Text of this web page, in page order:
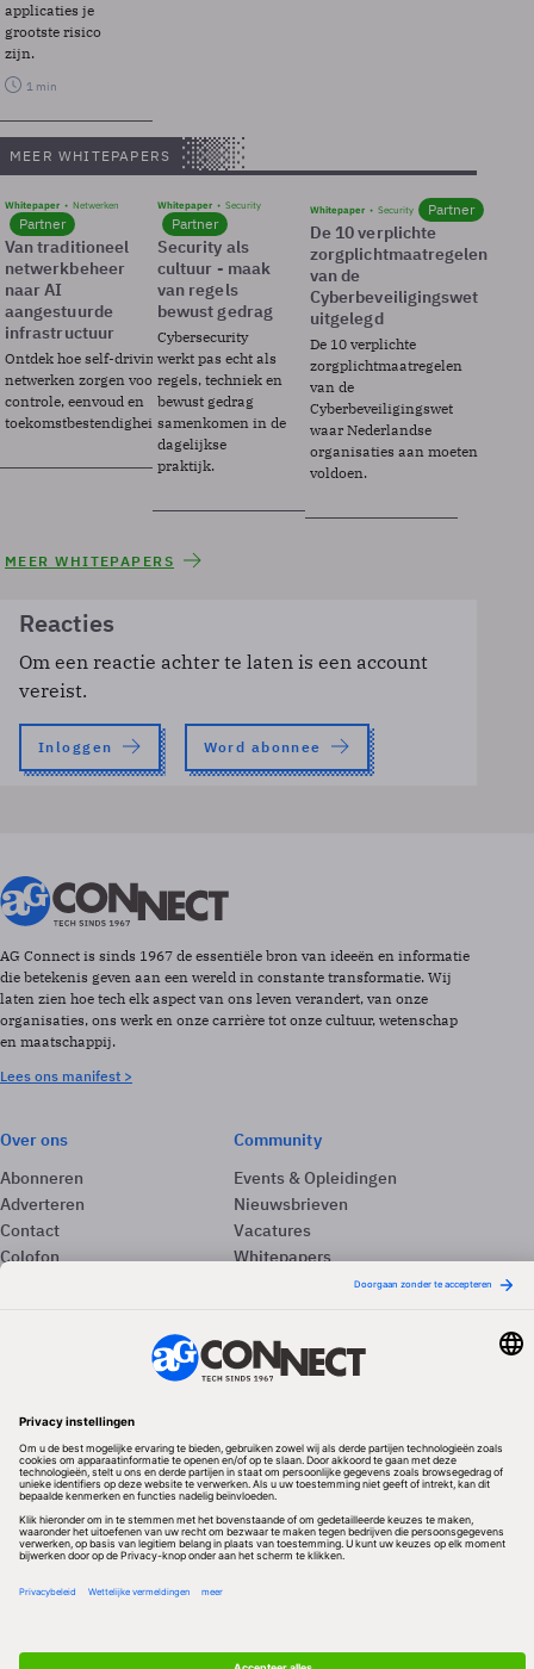
applicaties je
grootste risico
zijn.
1 min
MEER WHITEPAPERS
Whitepaper Netwerken
Partner
Van traditioneel
netwerkbeheer
naar AI
aangestuurde
infrastructuur
Ontdek hoe self-driving
netwerken zorgen voor
controle, eenvoud en
toekomstbestendigheid.
Whitepaper Security
Partner
Security als
cultuur - maak
van regels
bewust gedrag
Cybersecurity
werkt pas echt als
regels, techniek en
bewust gedrag
samenkomen in de
dagelijkse
praktijk.
Whitepaper Security Partner
De 10 verplichte
zorgplichtmaatregelen
van de
Cyberbeveiligingswet
uitgelegd
De 10 verplichte
zorgplichtmaatregelen
van de
Cyberbeveiligingswet
waar Nederlandse
organisaties aan moeten
voldoen.
MEER WHITEPAPERS
Reacties
Om een reactie achter te laten is een account
vereist.
Inloggen Word abonnee
AG Connect is sinds 1967 de essentiële bron van ideeën en informatie
die betekenis geven aan een wereld in constante transformatie. Wij
laten zien hoe tech elk aspect van ons leven verandert, van onze
organisaties, ons werk en onze carrière tot onze cultuur, wetenschap
en maatschappij.
Lees ons manifest >
Over ons
Abonneren
Adverteren
Contact
Colofon
Community
Events & Opleidingen
Nieuwsbrieven
Vacatures
Whitepapers
Redactionele partner
Algemene Voorwaarden & Copyrights